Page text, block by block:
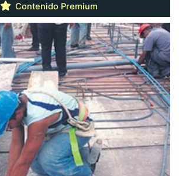
Contenido Premium